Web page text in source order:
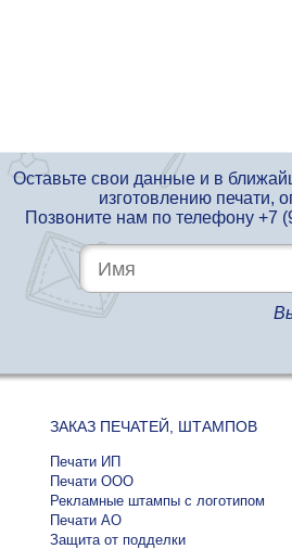
Оставьте свои данные и в
изготовлению печати,
Позвоните нам по телефону +7
ЗАКАЗ ПЕЧАТЕЙ, ШТАМПОВ
Печати ИП
Печати ООО
Рекламные штампы с логотипом
Печати АО
Защита от подделки